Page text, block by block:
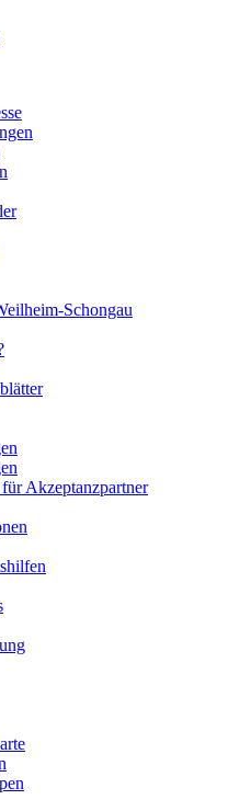
Schongau
Akzeptanzpartner